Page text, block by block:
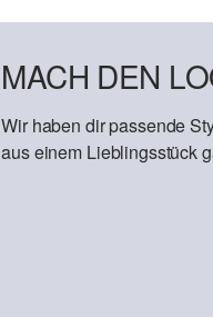
MACH DEN
Wir haben dir passende
aus einem Lieblingsstück